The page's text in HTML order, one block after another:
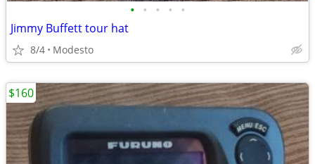
• • • • •
Jimmy Buffett tour hat
8/4 Modesto
$160